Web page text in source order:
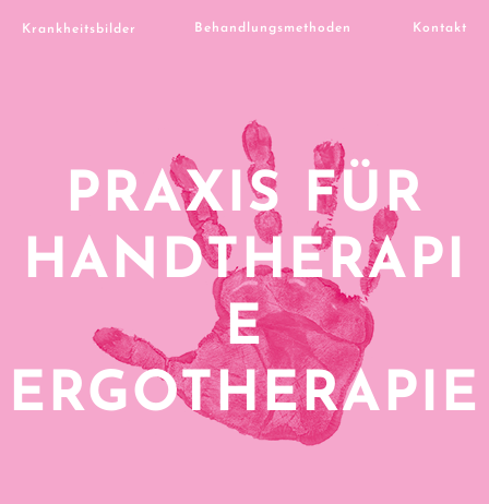
Krankheitsbilder Behandlungsmethoden Kontakt
PRAXIS FÜR
HANDTHERAPI
E
ERGOTHERAPIE